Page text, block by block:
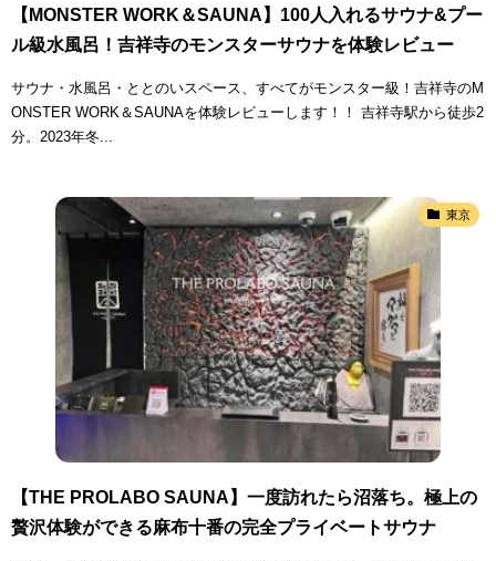
【MONSTER WORK＆SAUNA】100人入れるサウナ&プー
ル級水風呂！吉祥寺のモンスターサウナを体験レビュー
サウナ・水風呂・ととのいスペース、すべてがモンスター級！吉祥寺のM
ONSTER WORK＆SAUNAを体験レビューします！！ 吉祥寺駅から徒歩2
分。2023年冬...
東京
【THE PROLABO SAUNA】一度訪れたら沼落ち。極上の
贅沢体験ができる麻布十番の完全プライベートサウナ